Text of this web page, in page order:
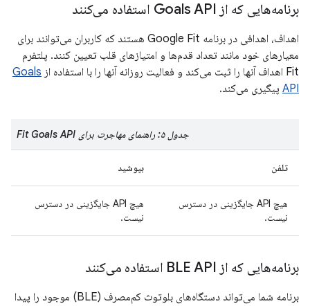
برنامه‌هایی که از Goals API استفاده می‌کنند
اهداف، اهدافی در برنامه Google Fit هستند که کاربران می‌توانند برای
معیارهای خود مانند تعداد قدم‌ها و امتیازهای قلب تعیین کنند. پلتفرم
Fit اهداف آنها را ثبت می‌کند و فعالیت روزانه آنها را با استفاده از
Goals
API پیگیری می‌کند.
جدول ۵: راهنمای مهاجرت برای Fit Goals API
تلفن بپوشید
هیچ API جایگزینی در دسترس
نیست.
هیچ API جایگزینی در دسترس
نیست.
برنامه‌هایی که از BLE API استفاده می‌کنند
برنامه شما می‌تواند دستگاه‌های بلوتوث کم‌مصرف (BLE) موجود را پیدا